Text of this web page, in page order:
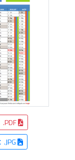
.PDF
.JPG